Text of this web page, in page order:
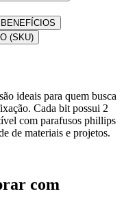
(SKU)
ideais para quem busca
Cada bit possui 2
com parafusos phillips
de materiais e projetos.
com